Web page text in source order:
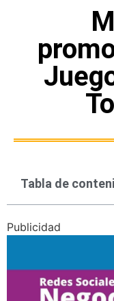
Tabla de
Publicidad